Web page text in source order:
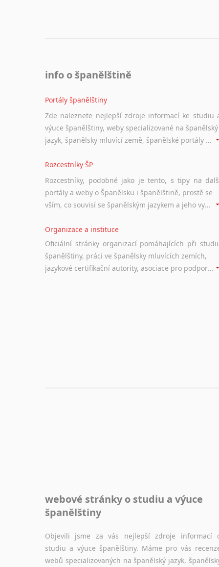
info o španělštině
Portály španělštiny
Zde naleznete nejlepší zdroje informací ke studiu
výuce španělštiny, weby specializované na španělský
jazyk, španělsky mluvící země, španělské portály apod. Rubrika obsahuje zejména komplexní a maximálně kvalitní stránky využitelné ke studiu španělštiny.
Rozcestníky ŠP
Rozcestníky, podobné jako je tento, s tipy na
portály a weby o Španělsku i španělštině, prostě se
vším, co souvisí se španělským jazykem a jeho využitím.
Organizace a instituce
Oficiální stránky organizací pomáhajících při
španělštiny, práci ve španělsky mluvících zemích,
jazykové certifikační autority, asociace pro podporu jazykového vzdělávání ad.
webové stránky o studiu a výuce
španělštiny
Objevili jsme za vás nejlepší zdroje informací
studiu a výuce španělštiny. Máme pro vás
webů specializovaných na španělský jazyk,